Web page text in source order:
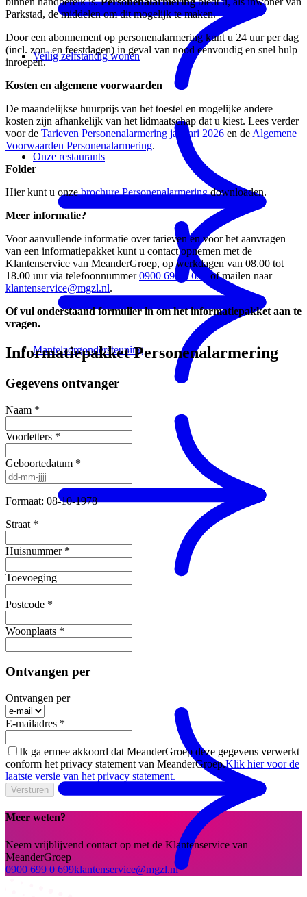
Veilig zelfstandig wonen
Mantelzorgondersteuning
Onze restaurants
Parkstad, de middelen om dit mogelijk te maken.
Door een abonnement op personenalarmering kunt u 24 uur per dag
(incl. zon- en feestdagen) in geval van nood eenvoudig en snel hulp
inroepen.
Kosten en algemene voorwaarden
De maandelijkse huurprijs van het toestel en mogelijke andere
kosten zijn afhankelijk van het lidmaatschap dat u kiest. Lees verder
voor de Tarieven Personenalarmering januari 2026 en de Algemene
Voorwaarden Personenalarmering.
Folder
Hier kunt u onzebrochure Personenalarmeringdownloaden.
Meer informatie?
Voor aanvullende informatie over tarieven en voor het aanvragen
van een informatiepakket kunt u contact opnemen met de
Klantenservice van MeanderGroep, op werkdagen van 08.00 tot
18.00 uur via telefoonnummer0900 699 0 699
of mailen naar
klantenservice@mgzl.nl.
Of vul onderstaand formulier in om het informatiepakket aan te
vragen.
Informatiepakket Personenalarmering
Gegevens ontvanger
Naam *
Voorletters *
Geboortedatum *
Formaat: 08-10-1978
Straat *
Huisnummer*
Toevoeging
Postcode *
Woonplaats *
Ontvangen per
Ontvangen per
E-mailadres *
Ik ga ermee akkoord dat MeanderGroep deze gegevens verwerkt
conform het privacy statement van MeanderGroep.Klik hier voor de
laatste versie van het privacy statement.
Versturen
Meer weten?
Neem vrijblijvend contact op met de Klantenservice van
MeanderGroep
0900 699 0 699klantenservice@mgzl.nl